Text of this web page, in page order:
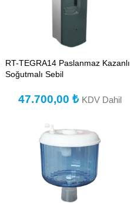
RT-TEGRA14 Paslanmaz Kazanlı
Soğutmalı Sebil
47.700,00 ₺ KDV Dahil